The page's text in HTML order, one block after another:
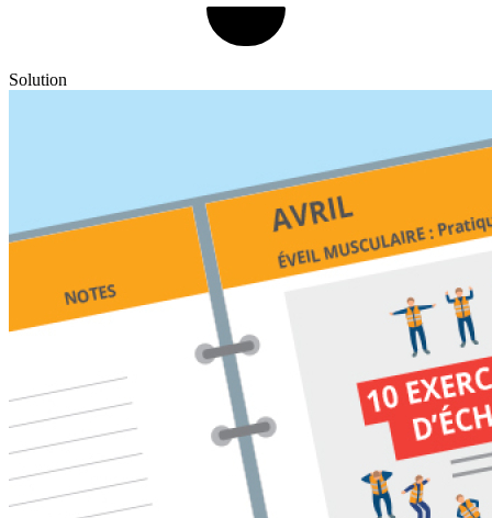
Solution